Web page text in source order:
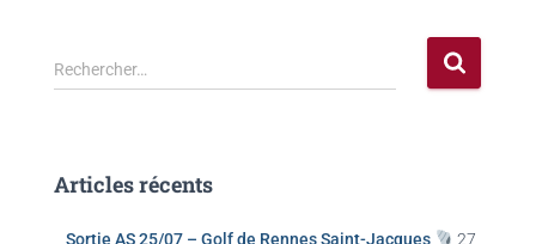
Rechercher…
Articles récents
Sortie AS 25/07 – Golf de Rennes Saint-Jacques 27